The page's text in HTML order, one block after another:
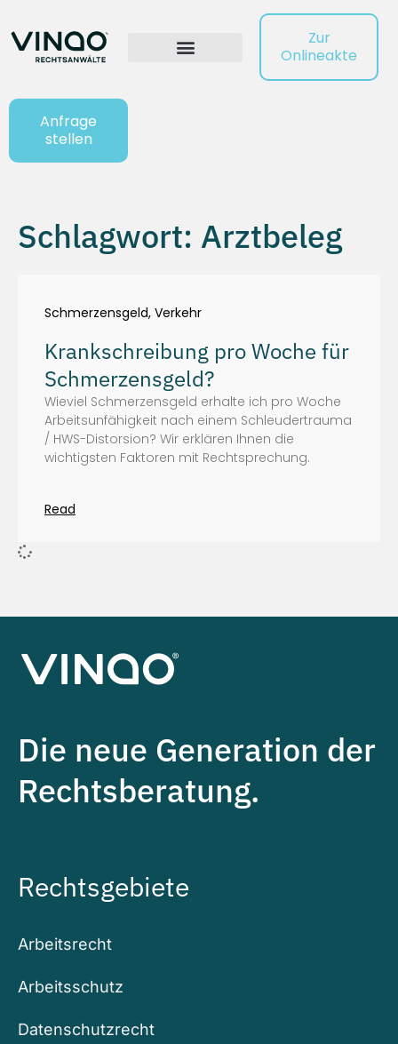
Zur
Onlineakte
Anfrage
stellen
Schlagwort: Arztbeleg
Schmerzensgeld, Verkehr
Krankschreibung pro Woche für
Schmerzensgeld?
Wieviel Schmerzensgeld erhalte ich pro Woche
Arbeitsunfähigkeit nach einem Schleudertrauma
/ HWS-Distorsion? Wir erklären Ihnen die
wichtigsten Faktoren mit Rechtsprechung.
Read
Die neue Generation der
Rechtsberatung.
Rechtsgebiete
Arbeitsrecht
Arbeitsschutz
Datenschutzrecht